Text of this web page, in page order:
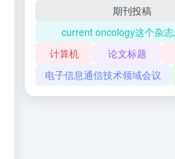
期刊投稿
current oncology这个杂
计算机
论文标题
电子信息通信技术领域会议